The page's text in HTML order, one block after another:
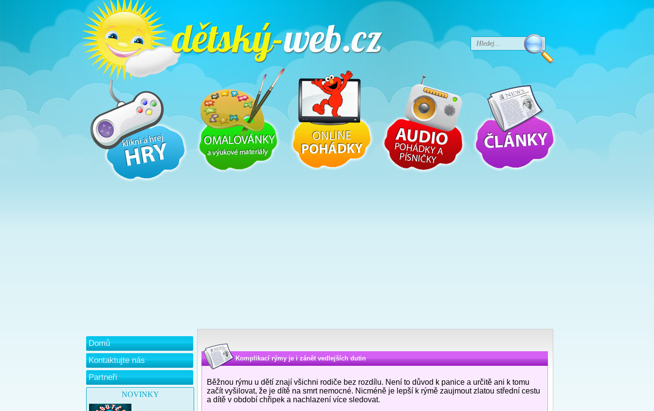
Domů
Kontaktujte nás
Partneři
NOVINKY
Komplikací rýmy je i zánět vedlejších dutin
Běžnou rýmu u dětí znají všichni rodiče bez rozdílu. Není to důvod k panice a určitě ani k tomu
začít vyšilovat, že je dítě na smrt nemocné. Nicméně je lepší k rýmě zaujmout zlatou střední cestu
a dítě v období chřipek a nachlazení více sledovat.